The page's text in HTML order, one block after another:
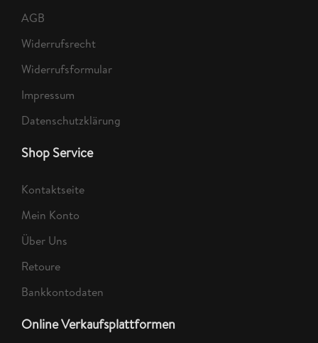
AGB
Widerrufsrecht
Widerrufsformular
Impressum
Datenschutzklärung
Shop Service
Kontaktseite
Mein Konto
Über Uns
Retoure
Bankkontodaten
Online Verkaufsplattformen